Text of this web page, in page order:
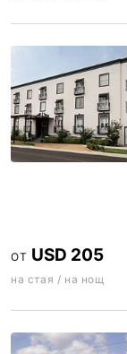
ОТ USD 205
на стая / на нощ